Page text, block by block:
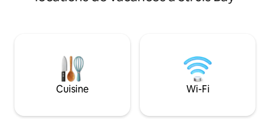
Il est à quelques pas du bord de mer, du
port, des magasins et des restaurants.
Le logement se compose d'un studio,
d'une mini kitchenette, d'un lit queen et
Cuisine Wi-Fi